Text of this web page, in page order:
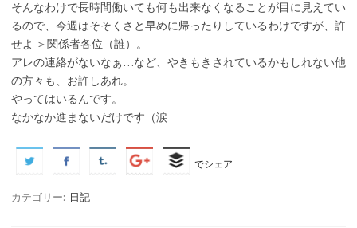
そんなわけで長時間働いても何も出来なくなることが目に見えてい
るので、今週はそそくさと早めに帰ったりしているわけですが、許
せよ ＞関係者各位（誰）。
アレの連絡がないなぁ…など、やきもきされているかもしれない他
の方々も、お許しあれ。
やってはいるんです。
なかなか進まないだけです（涙
でシェア
カテゴリー: 日記